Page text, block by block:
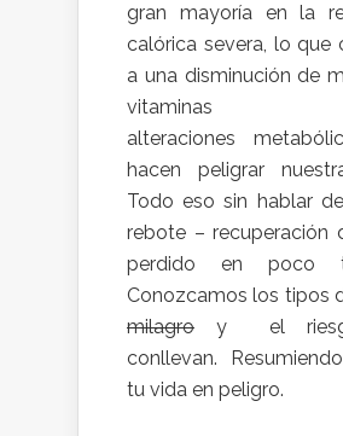
gran mayoría en la
calórica severa, lo que
a una disminución de
alteraciones
hacen peligrar
Todo eso sin hablar
rebote – recuperación
perdido en poco
Conozcamos los tipos
milagro y el
conllevan.
tu vida en peligro.